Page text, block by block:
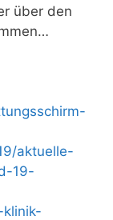
über den
aktuelle-
19-